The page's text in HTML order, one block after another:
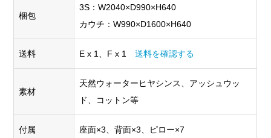
梱包
3S：W2040×D990×H640
カウチ：W990×D1600×H640
送料 E x 1、F x 1送料を確認する
素材
天然ウォーターヒヤシンス、アッシュウッ
ド、コットン等
付属 座面×3、背面×3、ピロー×7